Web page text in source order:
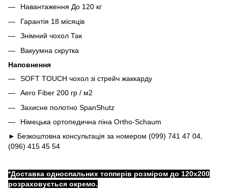
Навантаження До 120 кг
Гарантiя 18 місяців
Знімний чохол Так
Вакуумна скрутка
Наповнення
SOFT TOUCH чохол зі стрейч жаккарду
Aero Fiber 200 гр / м2
Захисне полотно SpanShutz
Німецька ортопедична піна Ortho-Schaum
► Безкоштовна консультація за номером (099) 741 47 04,
(096) 415 45 54
*Доставка односпальних топперів розміром до 120x200
розраховується окремо.